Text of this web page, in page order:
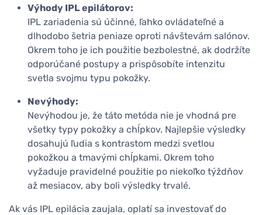
Výhody IPL epilátorov:
IPL zariadenia sú účinné, ľahko ovládateľné a
dlhodobo šetria peniaze oproti návštevám salónov.
Okrem toho je ich použitie bezbolestné, ak dodržíte
odporúčané postupy a prispôsobíte intenzitu
svetla svojmu typu pokožky.
Nevýhody:
Nevýhodou je, že táto metóda nie je vhodná pre
všetky typy pokožky a chĺpkov. Najlepšie výsledky
dosahujú ľudia s kontrastom medzi svetlou
pokožkou a tmavými chĺpkami. Okrem toho
vyžaduje pravidelné použitie po niekoľko týždňov
až mesiacov, aby boli výsledky trvalé.
Ak vás IPL epilácia zaujala, oplatí sa investovať do